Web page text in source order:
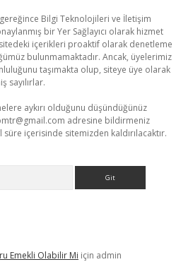
gereğince Bilgi Teknolojileri ve İletişim
bir Yer Sağlayıcı olarak hizmet
içerikleri proaktif olarak denetleme
bulunmamaktadır. Ancak, üyelerimiz
taşımakta olup, siteye üye olarak
sayılırlar.
aykırı olduğunu düşündüğünüz
adresine bildirmeniz
içerisinde sitemizden kaldırılacaktır.
Emekli Olabilir Mi için admin